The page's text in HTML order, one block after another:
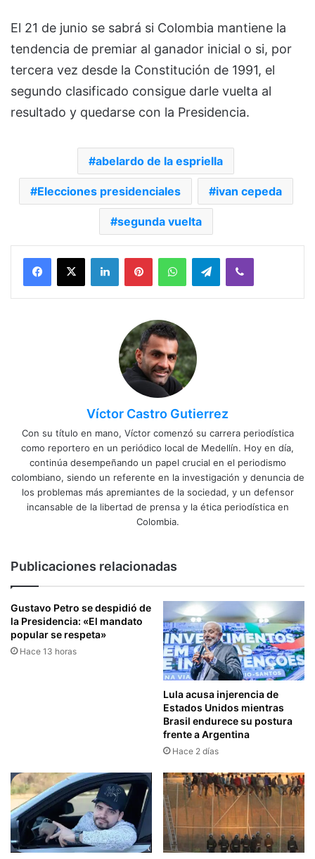
El 21 de junio se sabrá si Colombia mantiene la
tendencia de premiar al ganador inicial o si, por
tercera vez desde la Constitución de 1991, el
segundo clasificado consigue darle vuelta al
resultado y quedarse con la Presidencia.
abelardo de la espriella
Elecciones presidenciales ivan cepeda
segunda vuelta
Facebook
X LinkedInPinterestWhatsAppTelegramViber
Víctor Castro Gutierrez
Con su título en mano, Víctor comenzó su carrera periodística
como reportero en un periódico local de Medellín. Hoy en día,
continúa desempeñando un papel crucial en el periodismo
colombiano, siendo un referente en la investigación y denuncia de
los problemas más apremiantes de la sociedad, y un defensor
incansable de la libertad de prensa y la ética periodística en
Colombia.
Publicaciones relacionadas
Gustavo Petro se despidió de
la Presidencia: «El mandato
popular se respeta»
Hace 13 horas
Lula acusa injerencia de
Estados Unidos mientras
Brasil endurece su postura
frente a Argentina
Hace 2 días